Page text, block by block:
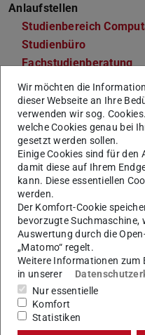
Anlaufstellen
Studienbereich
Studienbüro
Fachstudienberatung
Fachschaft
Allgemeine
Bewerbung
Semester
Sprache
Studienbeginn
Praktikum —
Zulassung
Wir möchten die
dieser Webseite an Ihre
verwenden wir sog.
welche Cookies genau bei
gesetzt werden sollen.
Einige Cookies sind für den
damit diese auf Ihrem
kann. Diese essentiellen
werden.
Der Komfort-Cookie
bevorzugte Suchmaschine,
Auswertung durch die
„Matomo“ regelt.
Weitere Informationen zum
in unserer
Nur essentielle
Komfort
Statistiken